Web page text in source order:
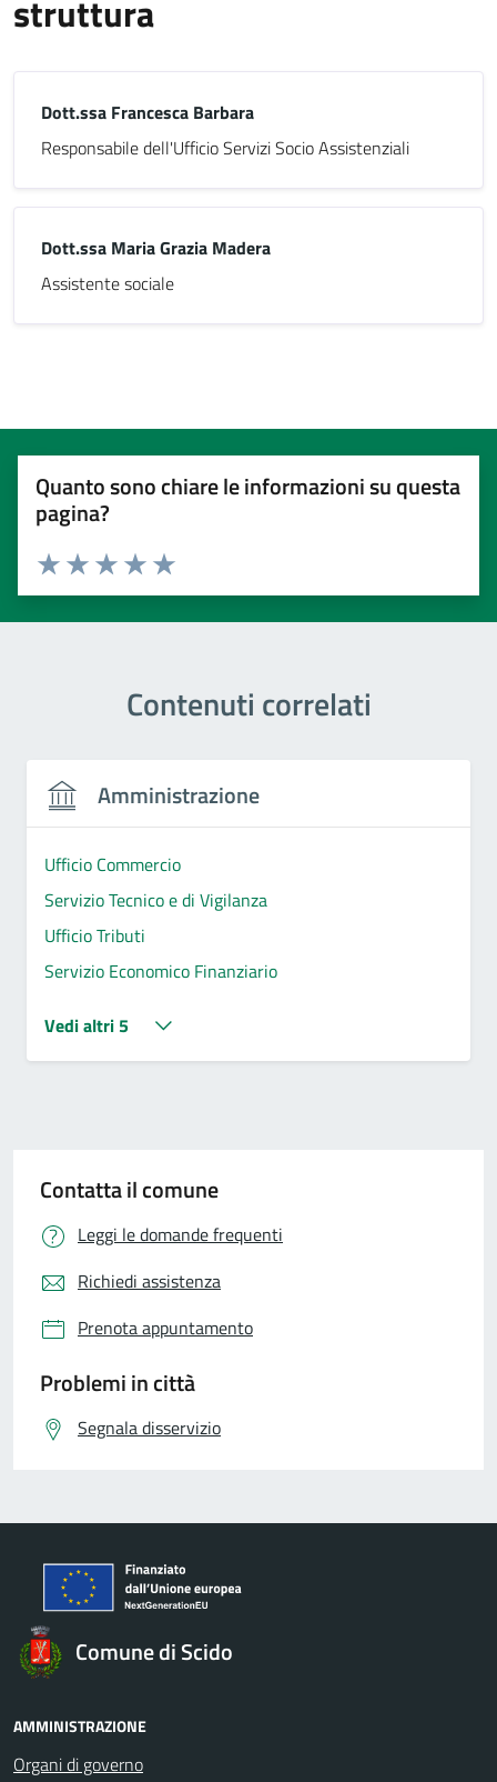
struttura
Dott.ssa Francesca Barbara
Responsabile dell'Ufficio Servizi Socio Assistenziali
Dott.ssa Maria Grazia Madera
Assistente sociale
Quanto sono chiare le informazioni su questa
pagina?
Valuta 5 stelle su 5
Valuta 4 stelle su 5
Valuta 3 stelle su 5
Valuta 2 stelle su 5
Valuta 1 stelle su 5
Contenuti correlati
Amministrazione
Ufficio Commercio
Servizio Tecnico e di Vigilanza
Ufficio Tributi
Servizio Economico Finanziario
Vedi altri 5
Contatta il comune
Leggi le domande frequenti
Richiedi assistenza
Prenota appuntamento
Problemi in città
Segnala disservizio
Comune di Scido
AMMINISTRAZIONE
Organi di governo